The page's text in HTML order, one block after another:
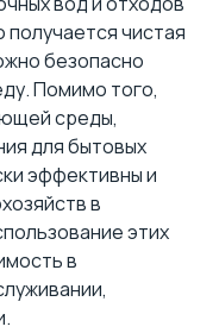
получается чистая
безопасно
Помимо того,
среды,
для бытовых
эффективны и
в
этих
в